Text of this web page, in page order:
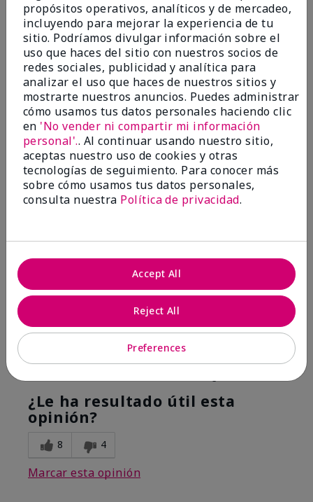
¿Le ha resultado útil esta
opinión?
22 1
Marcar esta opinión
5
Awesome
EnviadoHace 10 meses
porJudy
Comprador verificado
Evaluado en
Comentarios sobre Mary Kay Clinical Solutions®
Dynamic Wrinkle Limiter™
Hope it helps
¿Le ha resultado útil esta
opinión?
8 4
Marcar esta opinión
propósitos operativos, analíticos y de mercadeo,
incluyendo para mejorar la experiencia de tu
sitio. Podríamos divulgar información sobre el
uso que haces del sitio con nuestros socios de
redes sociales, publicidad y analítica para
analizar el uso que haces de nuestros sitios y
mostrarte nuestros anuncios. Puedes administrar
cómo usamos tus datos personales haciendo clic
en 'No vender ni compartir mi información
personal'.. Al continuar usando nuestro sitio,
aceptas nuestro uso de cookies y otras
tecnologías de seguimiento. Para conocer más
sobre cómo usamos tus datos personales,
consulta nuestra Política de privacidad.
Preferences
Reject All
Accept All